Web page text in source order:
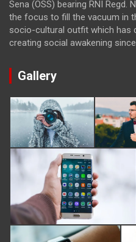
Sena (OSS) bearing RNI Regd.
the focus to fill the vacuum in
socio-cultural outfit which has
creating social awakening
Gallery